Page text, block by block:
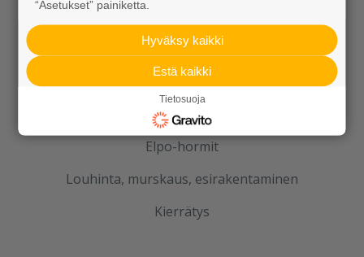
Infraelementit
Porraselementit
Julkisivuelementit
Elpo-hormit
Louhinta, murskaus, esirakentaminen
Kierrätys
“Asetukset” painiketta.
Hyväksy kaikki
Estä kaikki
Tietosuoja